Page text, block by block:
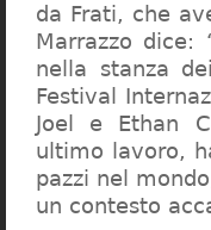
da Frati, che
Marrazzo dice:
nella stanza
Festival
Joel e Ethan
ultimo lavoro,
pazzi nel
un contesto